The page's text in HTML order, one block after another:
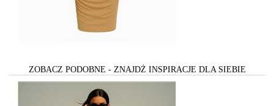
ZOBACZ PODOBNE - ZNAJDŻ INSPIRACJE DLA SIEBIE